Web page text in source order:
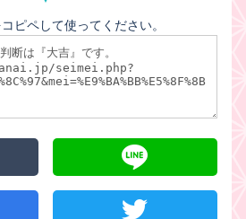
ピペして使ってください。